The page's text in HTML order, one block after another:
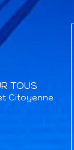
TOUS
Citoyenne